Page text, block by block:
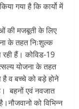
गया है कि कार्यो में
की मजबूती के लिए
के तहत निःशुल्क
हैं। कोविड-19
योजना के तहत
है व बच्चे को बड़े होने
बहनों एवं नवजात
को विभिन्न